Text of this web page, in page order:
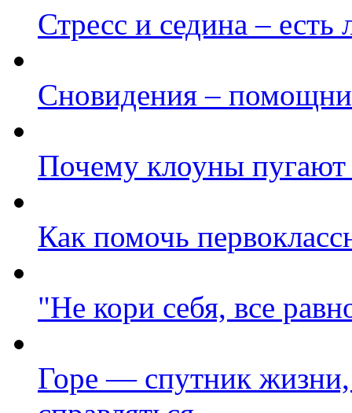
Стресс и седина – есть
Сновидения –
Почему клоуны
Как помочь
"Не кори себя, все
Горе — спутник